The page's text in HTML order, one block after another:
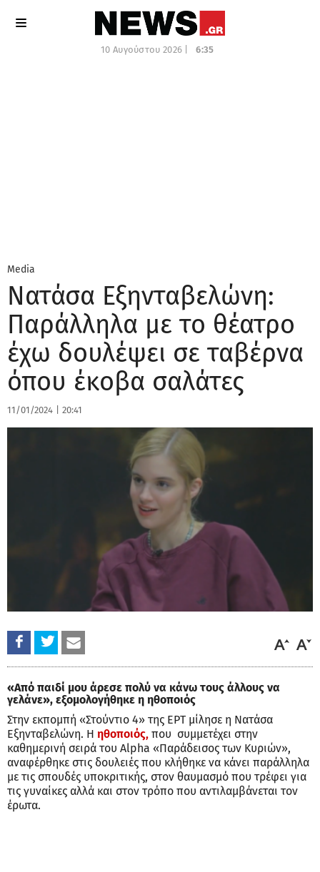
10 Αυγούστου 2026 | 6:35
Media
Νατάσα Εξηνταβελώνη:
Παράλληλα με το θέατρο
έχω δουλέψει σε ταβέρνα
όπου έκοβα σαλάτες
11/01/2024 20:41
«Από παιδί μου άρεσε πολύ να κάνω τους άλλους να
γελάνε», εξομολογήθηκε η ηθοποιός
Στην εκπομπή «Στούντιο 4» της ΕΡΤ μίλησε η Νατάσα
Εξηνταβελώνη. Η ηθοποιός, που συμμετέχει στην
καθημερινή σειρά του Alpha «Παράδεισος των Κυριών»,
αναφέρθηκε στις δουλειές που κλήθηκε να κάνει παράλληλα
με τις σπουδές υποκριτικής, στον θαυμασμό που τρέφει για
τις γυναίκες αλλά και στον τρόπο που αντιλαμβάνεται τον
έρωτα.